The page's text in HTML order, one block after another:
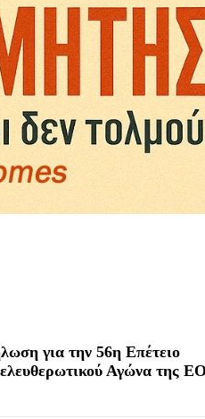
για την 56η Επέτειο
Αγώνα της